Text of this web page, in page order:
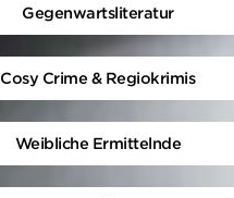
Gegenwartsliteratur
Cosy Crime & Regiokrimis
Weibliche Ermittelnde